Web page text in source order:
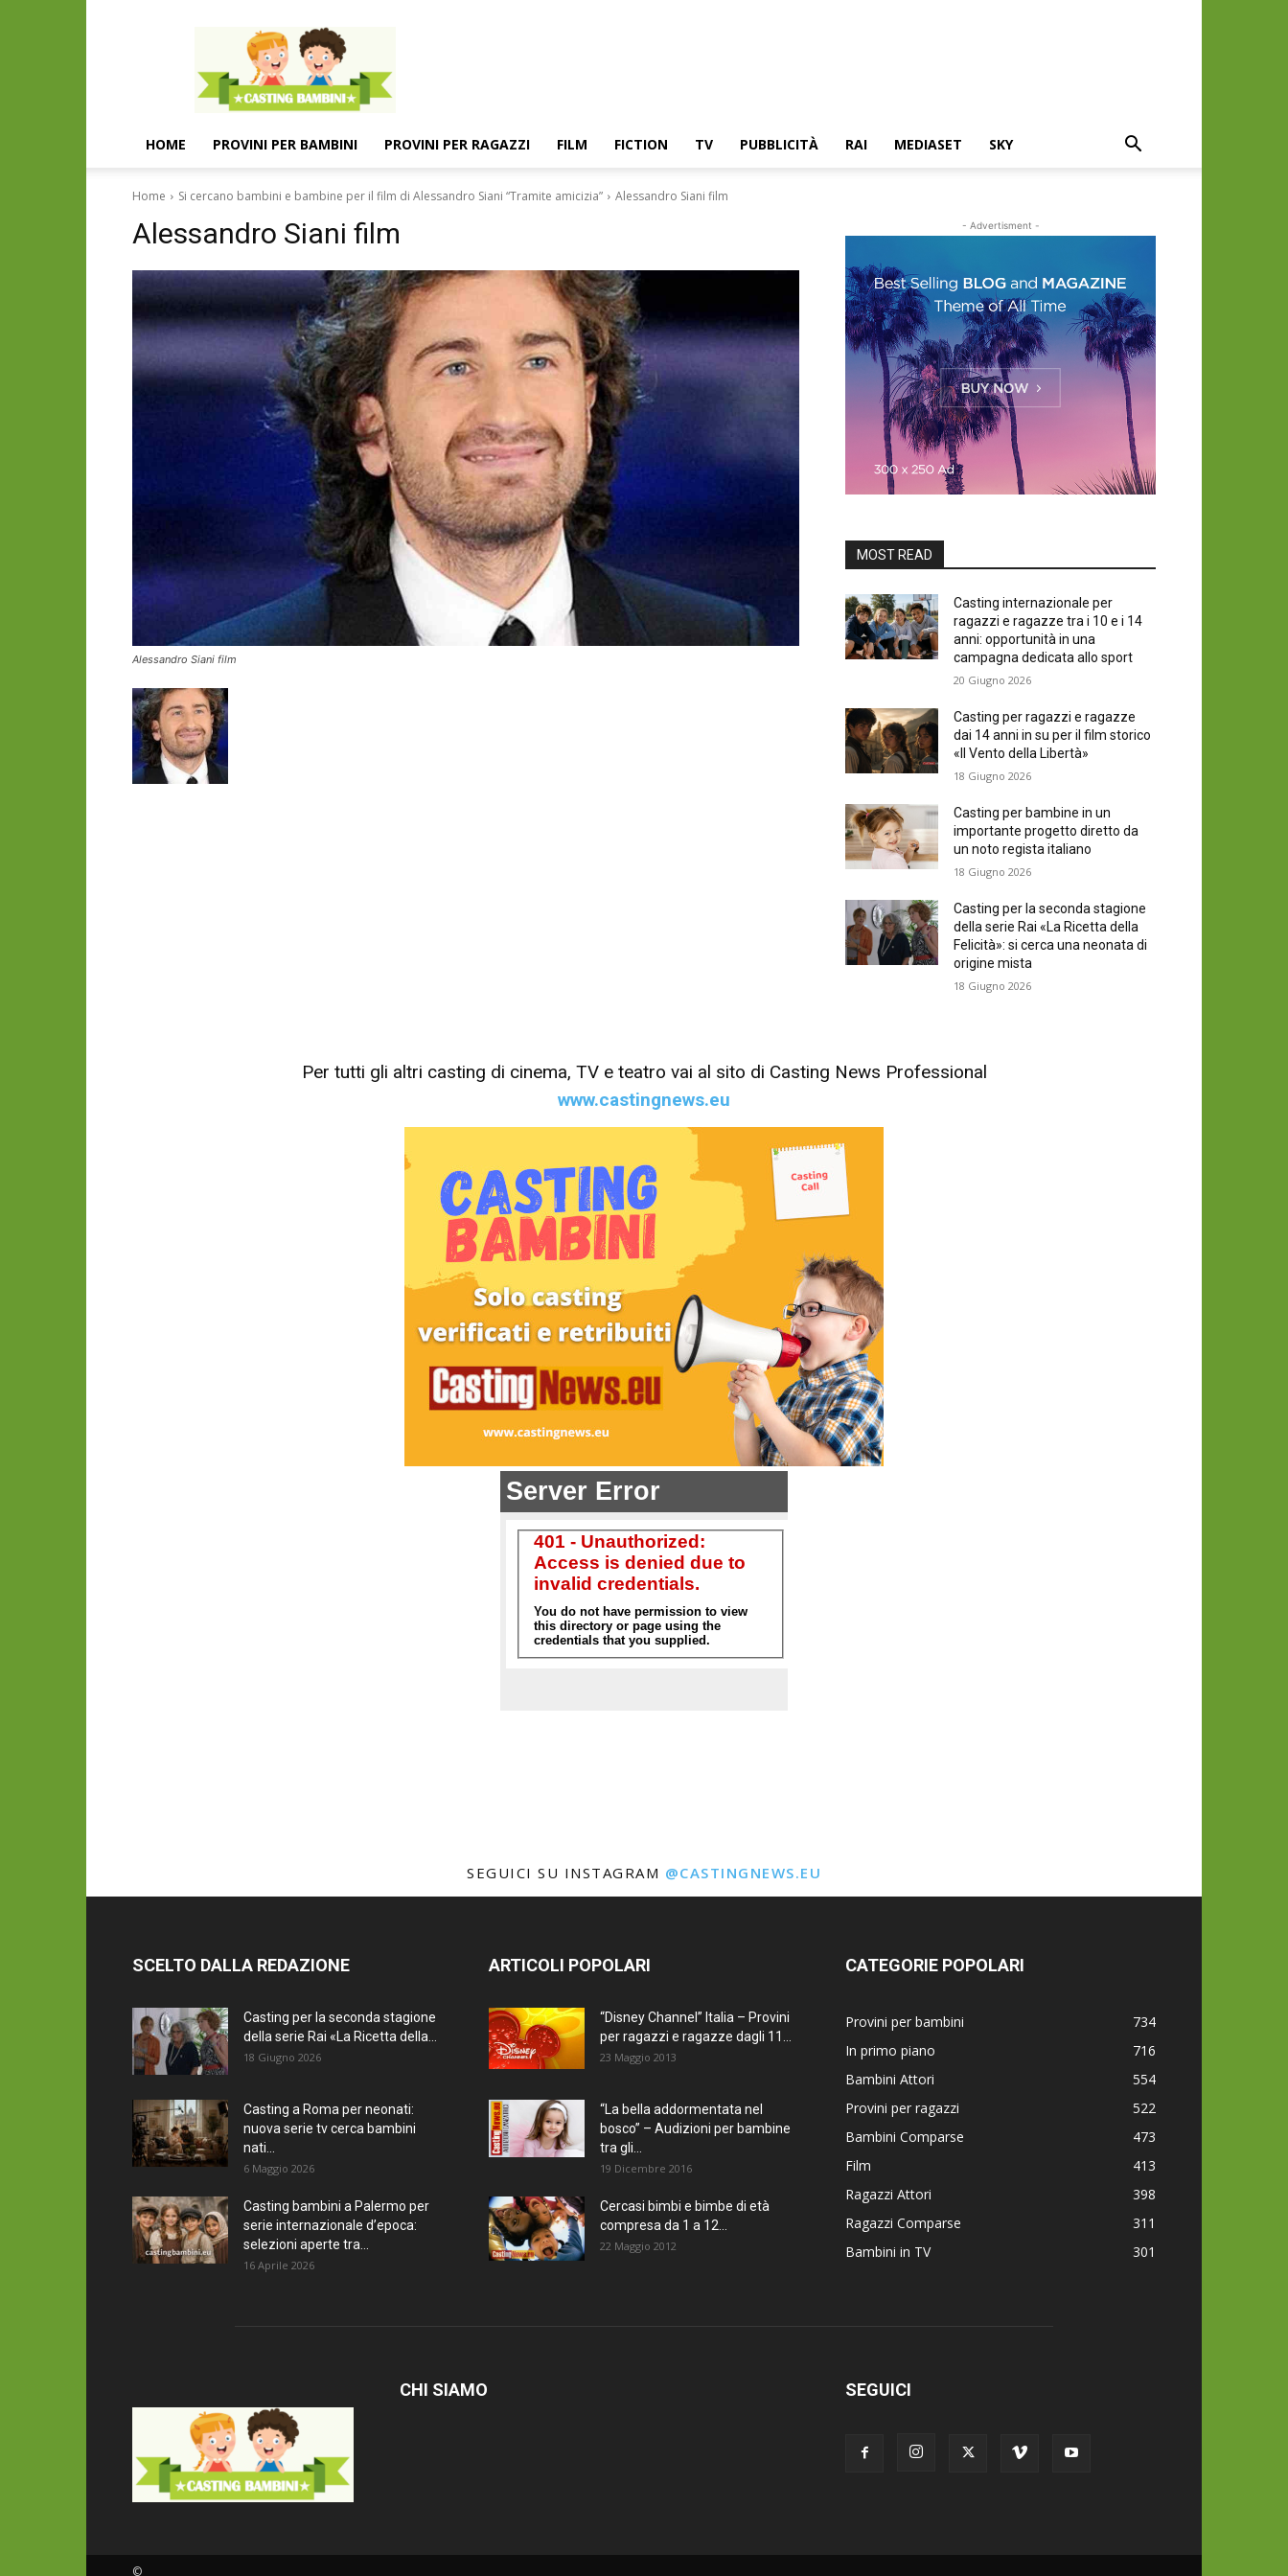
Casting
e
provini
per
bambini
e
HOME PROVINI PER BAMBINI PROVINI PER RAGAZZI FILM FICTION TV PUBBLICITÀ RAI MEDIASET SKY
Home Si cercano bambini e bambine per il film di Alessandro Siani “Tramite amicizia” Alessandro Siani film
Alessandro Siani film
Alessandro Siani film
- Advertisment -
MOST READ
Casting internazionale per
ragazzi e ragazze tra i 10 e i 14
anni: opportunità in una
campagna dedicata allo sport
20 Giugno 2026
Casting per ragazzi e ragazze
dai 14 anni in su per il film storico
«Il Vento della Libertà»
18 Giugno 2026
Casting per bambine in un
importante progetto diretto da
un noto regista italiano
18 Giugno 2026
Casting per la seconda stagione
della serie Rai «La Ricetta della
Felicità»: si cerca una neonata di
origine mista
18 Giugno 2026
Per tutti gli altri casting di cinema, TV e teatro vai al sito di Casting News Professional
www.castingnews.eu
SEGUICI SU INSTAGRAM @CASTINGNEWS.EU
SCELTO DALLA REDAZIONE
Casting per la seconda stagione
della serie Rai «La Ricetta della...
18 Giugno 2026
Casting a Roma per neonati:
nuova serie tv cerca bambini
nati...
6 Maggio 2026
Casting bambini a Palermo per
serie internazionale d’epoca:
selezioni aperte tra...
16 Aprile 2026
ARTICOLI POPOLARI
“Disney Channel” Italia – Provini
per ragazzi e ragazze dagli 11...
23 Maggio 2013
“La bella addormentata nel
bosco” – Audizioni per bambine
tra gli...
19 Dicembre 2016
Cercasi bimbi e bimbe di età
compresa da 1 a 12...
22 Maggio 2012
CATEGORIE POPOLARI
Provini per bambini
734
In primo piano
716
Bambini Attori
554
Provini per ragazzi
522
Bambini Comparse
473
Film
413
Ragazzi Attori
398
Ragazzi Comparse
311
Bambini in TV
301
CHI SIAMO SEGUICI
©